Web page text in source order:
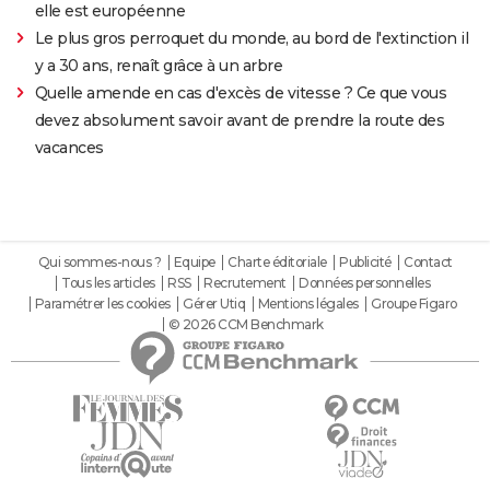
elle est européenne
Le plus gros perroquet du monde, au bord de l'extinction il
y a 30 ans, renaît grâce à un arbre
Quelle amende en cas d'excès de vitesse ? Ce que vous
devez absolument savoir avant de prendre la route des
vacances
Qui sommes-nous ? Equipe Charte éditoriale Publicité
Contact
Tous les articles
RSS Recrutement
Données personnelles
Paramétrer les cookies
Gérer Utiq Mentions légales
Groupe Figaro
© 2026 CCM Benchmark